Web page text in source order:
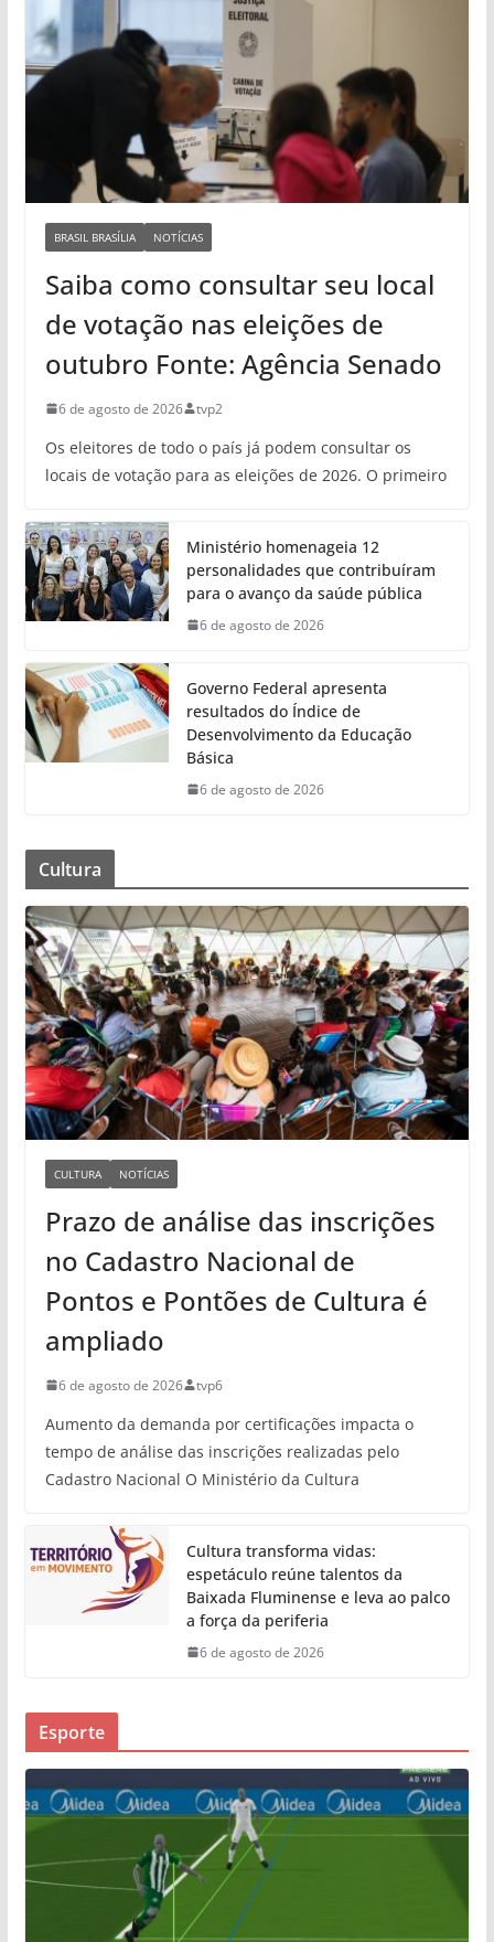
BRASIL BRASÍLIA NOTÍCIAS
Saiba como consultar seu local
de votação nas eleições de
outubro Fonte: Agência Senado
6 de agosto de 2026 tvp2
Os eleitores de todo o país já podem consultar os
locais de votação para as eleições de 2026. O primeiro
Ministério homenageia 12
personalidades que contribuíram
para o avanço da saúde pública
6 de agosto de 2026
Governo Federal apresenta
resultados do Índice de
Desenvolvimento da Educação
Básica
6 de agosto de 2026
Cultura
CULTURA NOTÍCIAS
Prazo de análise das inscrições
no Cadastro Nacional de
Pontos e Pontões de Cultura é
ampliado
6 de agosto de 2026 tvp6
Aumento da demanda por certificações impacta o
tempo de análise das inscrições realizadas pelo
Cadastro Nacional O Ministério da Cultura
Cultura transforma vidas:
espetáculo reúne talentos da
Baixada Fluminense e leva ao palco
a força da periferia
6 de agosto de 2026
Esporte